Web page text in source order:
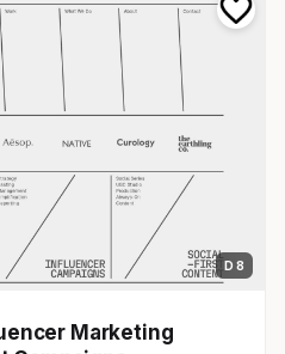
D 8
Marketing